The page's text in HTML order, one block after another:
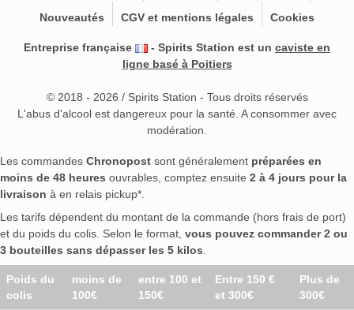
Nouveautés
CGV et mentions légales Cookies
Entreprise française - Spirits Station est un caviste en
ligne basé à Poitiers
© 2018 - 2026 / Spirits Station - Tous droits réservés
L'abus d'alcool est dangereux pour la santé. A consommer avec
modération.
Les commandes Chronopost sont généralement préparées en
moins de 48 heures ouvrables, comptez ensuite 2 à 4 jours pour la
livraison à en relais pickup*.
Les tarifs dépendent du montant de la commande (hors frais de port)
et du poids du colis. Selon le format, vous pouvez commander 2 ou
3 bouteilles sans dépasser les 5 kilos.
Poids du
colis
moins de
100€
entre 100 et
150€
Entre 150 €
et 300€
Plus de
300€